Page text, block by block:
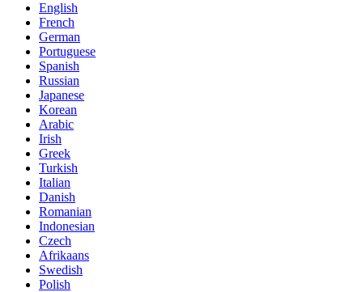
English
French
German
Portuguese
Spanish
Russian
Japanese
Korean
Arabic
Irish
Greek
Turkish
Italian
Danish
Romanian
Indonesian
Czech
Afrikaans
Swedish
Polish